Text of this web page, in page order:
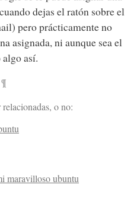
dejas el ratón sobre el
pero prácticamente no
asignada, ni aunque sea el
así.
¶
o no:
maravilloso ubuntu